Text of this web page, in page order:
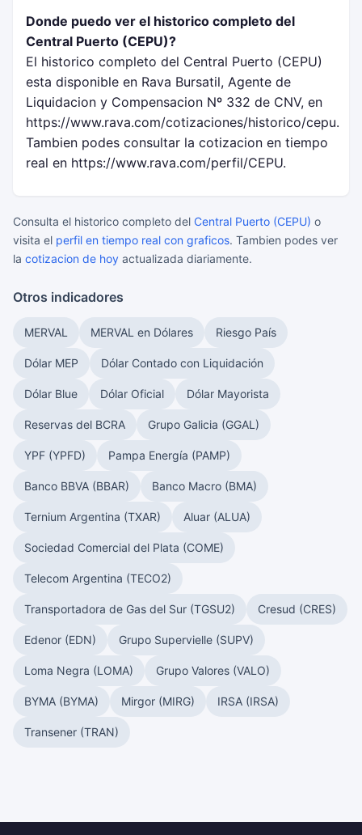
Donde puedo ver el historico completo del
Central Puerto (CEPU)?
El historico completo del Central Puerto (CEPU)
esta disponible en Rava Bursatil, Agente de
Liquidacion y Compensacion Nº 332 de CNV, en
https://www.rava.com/cotizaciones/historico/cepu.
Tambien podes consultar la cotizacion en tiempo
real en https://www.rava.com/perfil/CEPU.
Consulta el historico completo del Central Puerto (CEPU) o
visita el perfil en tiempo real con graficos. Tambien podes ver
la cotizacion de hoy actualizada diariamente.
Otros indicadores
MERVAL MERVAL en Dólares Riesgo País
Dólar MEP Dólar Contado con Liquidación
Dólar Blue Dólar Oficial Dólar Mayorista
Reservas del BCRA Grupo Galicia (GGAL)
YPF (YPFD) Pampa Energía (PAMP)
Banco BBVA (BBAR) Banco Macro (BMA)
Ternium Argentina (TXAR) Aluar (ALUA)
Sociedad Comercial del Plata (COME)
Telecom Argentina (TECO2)
Transportadora de Gas del Sur (TGSU2) Cresud (CRES)
Edenor (EDN) Grupo Supervielle (SUPV)
Loma Negra (LOMA) Grupo Valores (VALO)
BYMA (BYMA) Mirgor (MIRG) IRSA (IRSA)
Transener (TRAN)